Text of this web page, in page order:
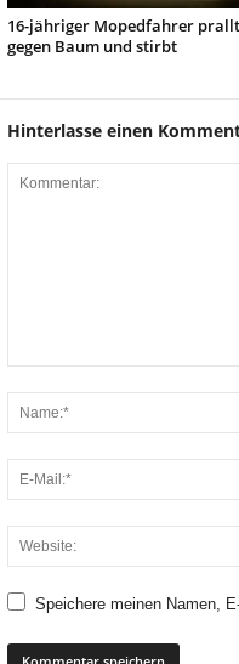
16-jähriger Mopedfahrer prallt
gegen Baum und stirbt
Hinterlasse einen
Speichere meinen Namen,